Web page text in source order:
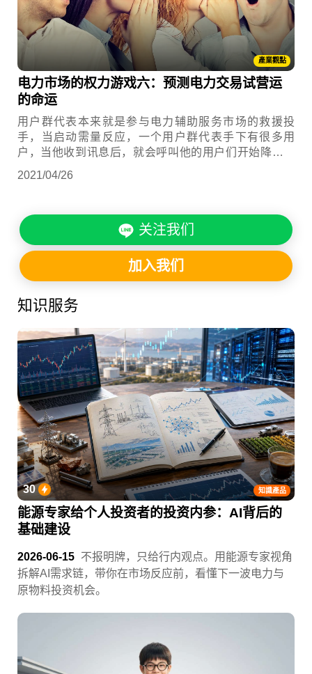
產業觀點
电力市场的权力游戏六：预测电力交易试营运
的命运
用户群代表本来就是参与电力辅助服务市场的救援投
手，当启动需量反应，一个用户群代表手下有很多用
户，当他收到讯息后，就会呼叫他的用户们开始降低用
红萝蔔短缺。除了靠著省电提供电力辅助服务之外，它
著发电或放电也可以提供电力辅助服务。 这些一面用
电、一面也可以放电或卖电的用户，就称为能源市场的
生产消费者(Prosumer)。随著生产消费者越来越多，就
会彻底改变电力由上而下供应的业态...
2021/04/26
关注我们
加入我们
知识服务
知識產品
30
能源专家给个人投资者的投资内参：AI背后的
基础建设
2026-06-15 不报明牌，只给行内观点。用能源专家视角
拆解AI需求链，带你在市场反应前，看懂下一波电力与
原物料投资机会。